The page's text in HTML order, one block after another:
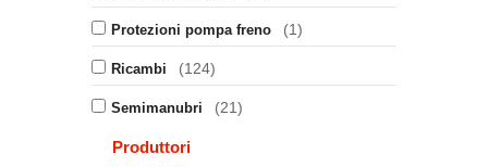
Protezioni pompa freno (1)
Ricambi (124)
Semimanubri (21)
Produttori